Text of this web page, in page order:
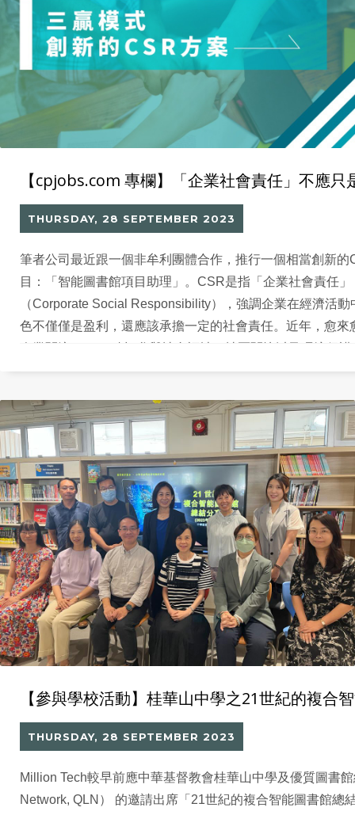
【cpjobs.com 專欄】「企業社會責任」不應只
THURSDAY, 28 SEPTEMBER 2023
筆者公司最近跟一個非牟利團體合作，推行一個相當創新的
目：「智能圖書館項目助理」。CSR是指「企業社會責任」
（Corporate Social Responsibility），強調企業在經濟活動
色不僅僅是盈利，還應該承擔一定的社會責任。近年，愈來
更具社會價值觀念的組織。
【參與學校活動】桂華山中學之21世紀的複合
THURSDAY, 28 SEPTEMBER 2023
Million Tech較早前應中華基督教會桂華山中學及優質圖書
Network, QLN） 的邀請出席「21世紀的複合智能圖書館總